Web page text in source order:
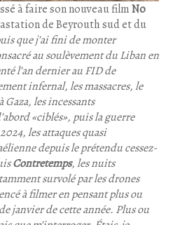
à faire son nouveau filmNo
de Beyrouth sud et du
que j’ai fini de monter
au soulèvement du Liban en
l’an dernier au FID de
infernal, les massacres, le
les incessants
«ciblés», puis la guerre
les attaques quasi
depuis le prétendu cessez-
Contretemps, les nuits
survolé par les drones
à filmer en pensant plus ou
janvier de cette année. Plus ou